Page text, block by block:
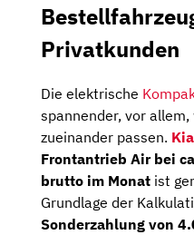
Privatkunden
Die elektrische
spannender, vor
zueinander passen.
Frontantrieb Air bei
brutto im Monat ist
Grundlage der
Sonderzahlung von